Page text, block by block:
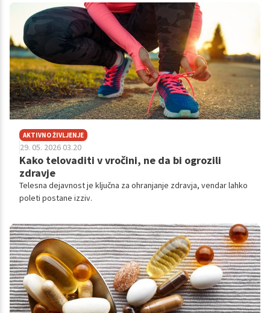
AKTIVNO ŽIVLJENJE
29. 05. 2026 03.20
Kako telovaditi v vročini, ne da bi ogrozili
zdravje
Telesna dejavnost je ključna za ohranjanje zdravja, vendar lahko
poleti postane izziv.